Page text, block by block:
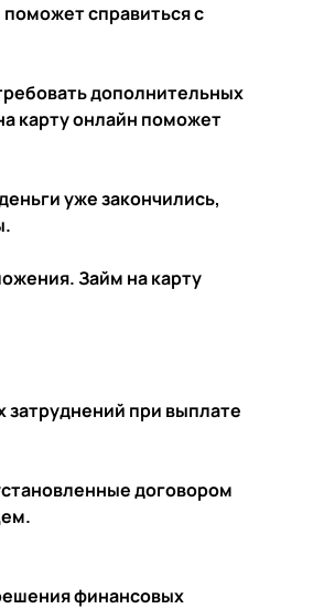
справиться с
дополнительных
карту онлайн поможет
уже закончились,
Займ на карту
при выплате
договором
финансовых